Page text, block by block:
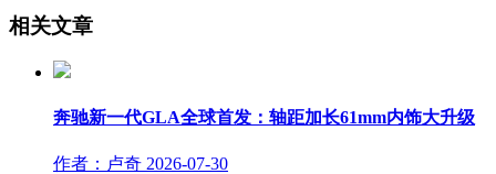
相关文章
奔驰新一代GLA全球首发：轴距加长61mm内饰大升级
作者：卢奇 2026-07-30